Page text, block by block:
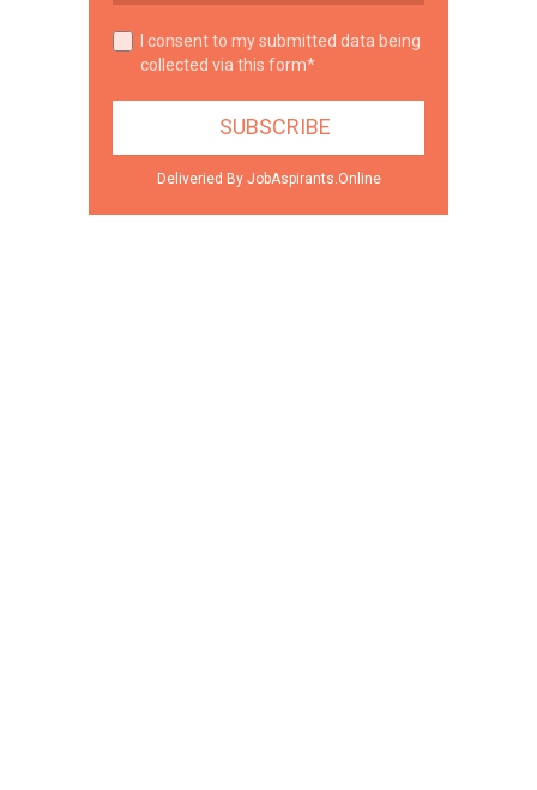
I consent to my submitted data being
collected via this form*
Deliveried By JobAspirants.Online